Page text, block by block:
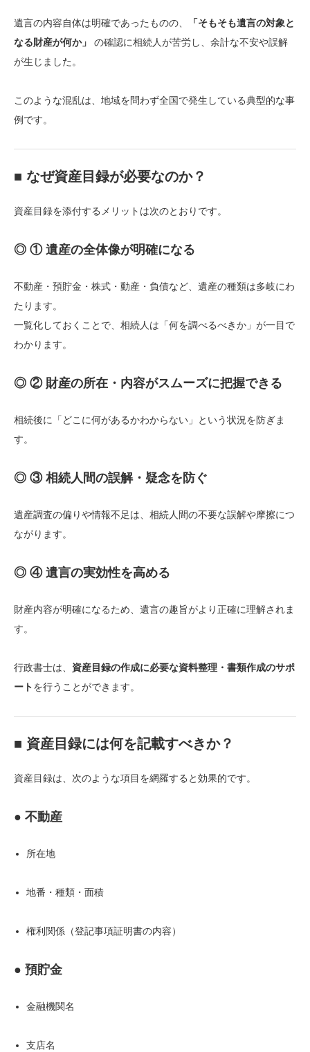
遺言の内容自体は明確であったものの、
「そもそも遺言の対象と
なる財産が何か」
の確認に相続人が苦労し、余計な不安や誤解
が生じました。
このような混乱は、地域を問わず全国で発生している典型的な事
例です。
■ なぜ資産目録が必要なのか？
資産目録を添付するメリットは次のとおりです。
◎ ① 遺産の全体像が明確になる
不動産・預貯金・株式・動産・負債など、遺産の種類は多岐にわ
たります。
一覧化しておくことで、相続人は「何を調べるべきか」が一目で
わかります。
◎ ② 財産の所在・内容がスムーズに把握できる
相続後に「どこに何があるかわからない」という状況を防ぎま
す。
◎ ③ 相続人間の誤解・疑念を防ぐ
遺産調査の偏りや情報不足は、相続人間の不要な誤解や摩擦につ
ながります。
◎ ④ 遺言の実効性を高める
財産内容が明確になるため、遺言の趣旨がより正確に理解されま
す。
行政書士は、 資産目録の作成に必要な資料整理・書類作成のサポ
ートを行うことができます。
■ 資産目録には何を記載すべきか？
資産目録は、次のような項目を網羅すると効果的です。
● 不動産
所在地
地番・種類・面積
権利関係（登記事項証明書の内容）
● 預貯金
金融機関名
支店名